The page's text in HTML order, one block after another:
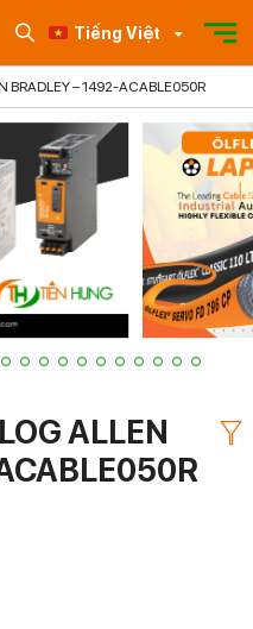
Tiếng Việt
BRADLEY – 1492-ACABLE050R
ALLEN